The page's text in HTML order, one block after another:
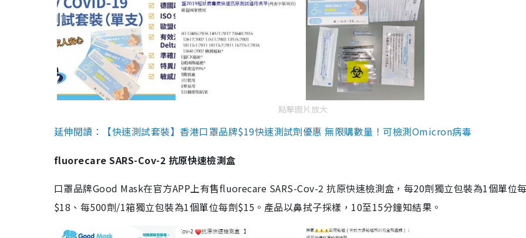
點擊圖片放大
延伸閱讀：【快速測試套裝】香港口罩品牌$19快速測試劑優惠 無限購數量！可檢測Omicron病毒
fluorecare SARS-Cov-2 抗原快速檢測盒
口罩品牌Good Mask在官方APP上有售fluorecare SARS-Cov-2 抗原快速檢測盒，每20劑獨立包裝為1個單位
$18、每500劑/1箱獨立包裝為1個單位每劑$15。產品以鼻拭子採樣，10至15分鐘知結果。